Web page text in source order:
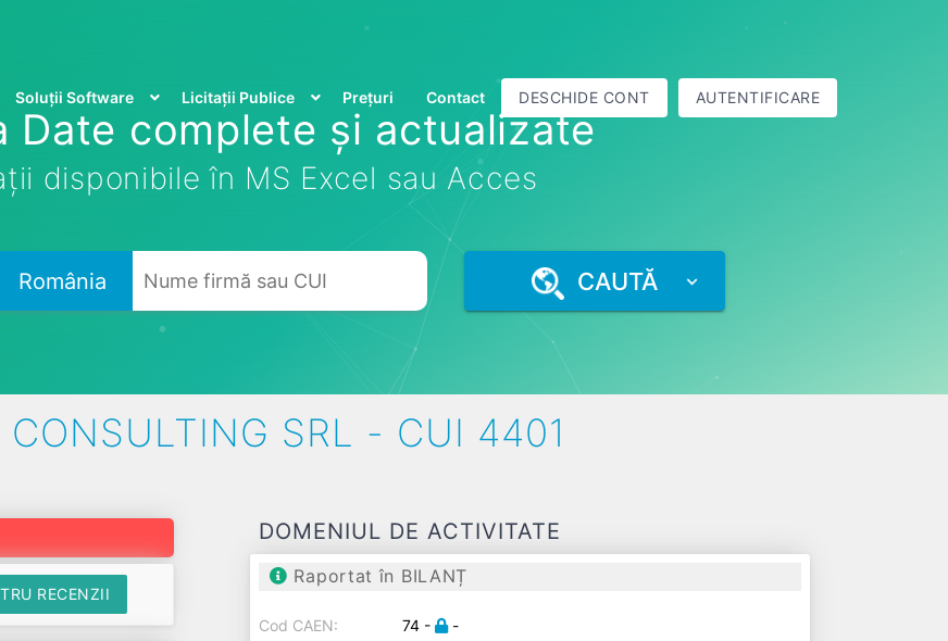
Soluții Software Licitații Publice Prețuri Contact DESCHIDE CONT AUTENTIFICARE
Date complete și actualizate
disponibile în MS Excel sau Acces
România CAUTĂ
CONSULTING SRL - CUI 4401
RECENZII
DOMENIUL DE ACTIVITATE
Raportat în BILANȚ
Cod CAEN: 74 -
-